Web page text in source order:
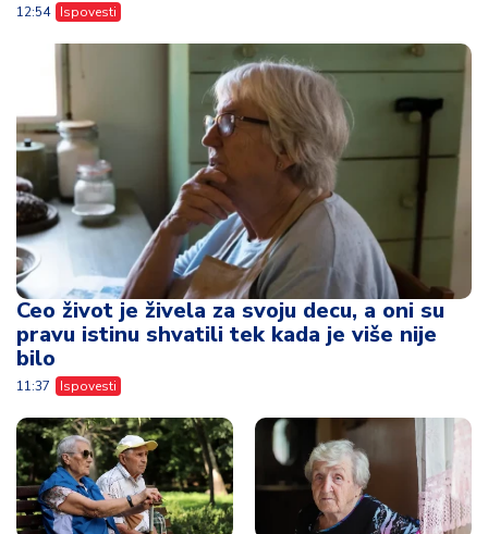
12:54 Ispovesti
Ceo život je živela za svoju decu, a oni su
pravu istinu shvatili tek kada je više nije
bilo
11:37 Ispovesti